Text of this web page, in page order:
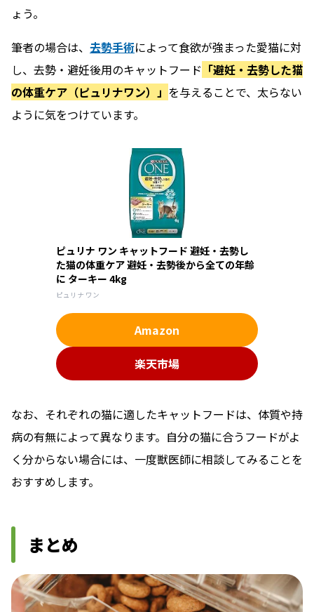
ょう。
筆者の場合は、 去勢手術によって食欲が強まった愛猫に対
し、去勢・避妊後用のキャットフード 「避妊・去勢した猫
の体重ケア（ピュリナワン）」 を与えることで、太らない
ように気をつけています。
ピュリナ ワン キャットフード 避妊・去勢し
た猫の体重ケア 避妊・去勢後から全ての年齢
に ターキー 4kg
ピュリナ ワン
Amazon
楽天市場
なお、それぞれの猫に適したキャットフードは、体質や持
病の有無によって異なります。自分の猫に合うフードがよ
く分からない場合には、一度獣医師に相談してみることを
おすすめします。
まとめ